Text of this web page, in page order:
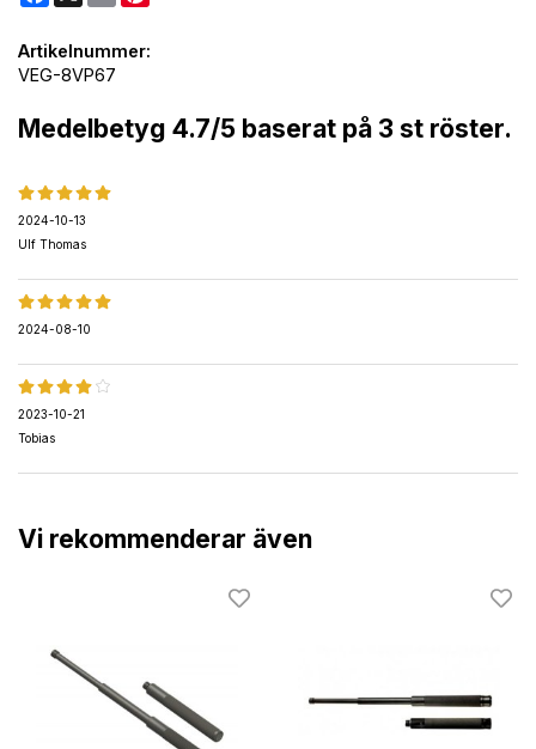
Artikelnummer:
VEG-8VP67
Medelbetyg 4.7/5 baserat på 3 st röster.
2024-10-13
Ulf Thomas
2024-08-10
2023-10-21
Tobias
Vi rekommenderar även